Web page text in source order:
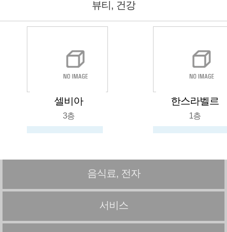
뷰티, 건강
한스라벨르
1층
유림수입
지하
051-636-2674
음식료, 전자
서비스